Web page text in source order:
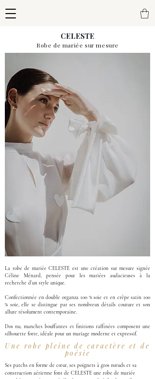
CELESTE
Robe de mariée sur mesure
La robe de mariée CELESTE est une création sur mesure signée
Céline Ménard, pensée pour les mariées audacieuses à la
recherche d’un style unique.
Confectionnée en double organza 100 % soie et en crêpe satin 100
% soie, elle se distingue par ses nombreux détails couture et son
allure résolument contemporaine.
Dos nu, manches bouffantes et finitions raffinées composent une
silhouette forte, idéale pour un mariage moderne et expressif.
Une robe pleine de caractère et de
poésie
Ses patchs en forme de cœur, ses poignets à gros nœuds et sa
construction aérienne font de CELESTE une robe de mariée